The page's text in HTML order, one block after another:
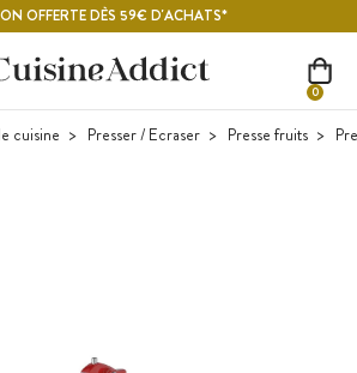
OFFERTE DÈS 59€ D'ACHATS*
0
cuisine Presser / Ecraser Presse fruits